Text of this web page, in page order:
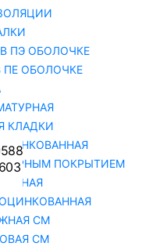
ПЭ ОБОЛОЧКЕ
ПЕ ОБОЛОЧКЕ
КЛАДКИ
ПОКРЫТИЕМ
СМ
СМ